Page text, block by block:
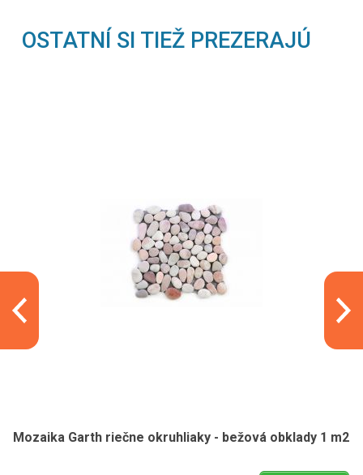
OSTATNÍ SI TIEŽ PREZERAJÚ
Mozaika Garth riečne okruhliaky - bežová obklady 1 m2